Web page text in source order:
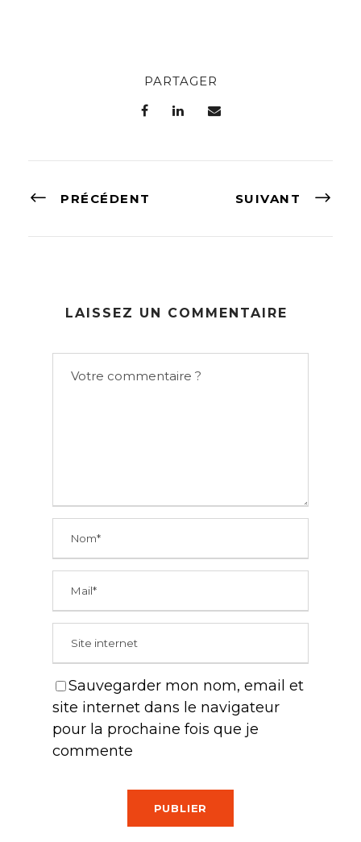
PARTAGER
PRÉCÉDENT SUIVANT
LAISSEZ UN COMMENTAIRE
Sauvegarder mon nom, email et
site internet dans le navigateur
pour la prochaine fois que je
commente